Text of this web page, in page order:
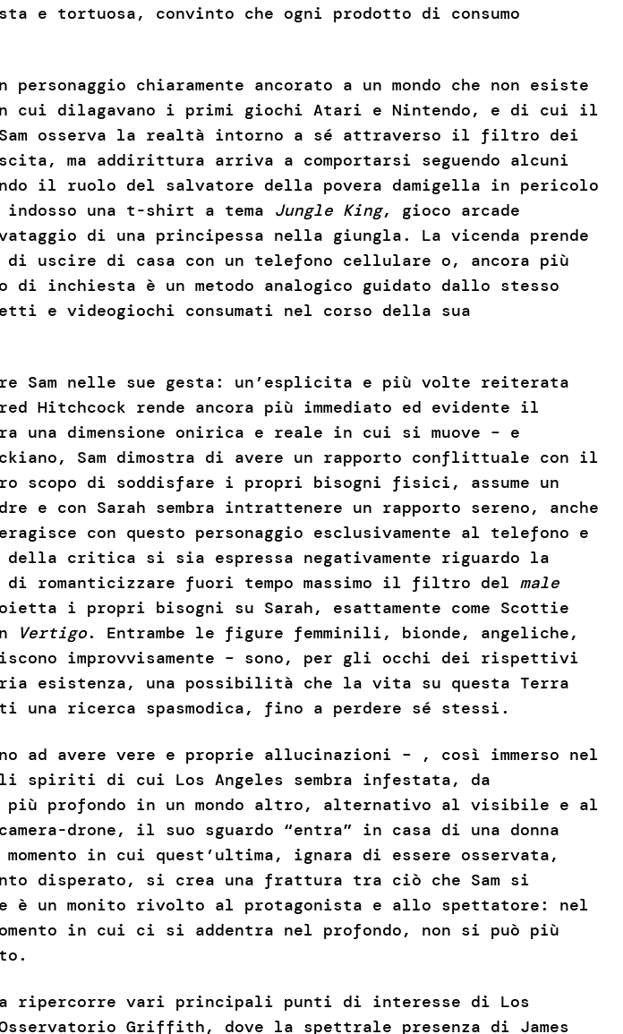
e tortuosa, convinto che ogni prodotto di consumo
chiaramente ancorato a un mondo che non esiste
cui dilagavano i primi giochi Atari e Nintendo, e di cui il
Sam osserva la realtà intorno a sé attraverso il filtro dei
ma addirittura arriva a comportarsi seguendo alcuni
il ruolo del salvatore della povera damigella in pericolo
una t-shirt a tema Jungle King, gioco arcade
di una principessa nella giungla. La vicenda prende
di uscire di casa con un telefono cellulare o, ancora più
inchiesta è un metodo analogico guidato dallo stesso
e videogiochi consumati nel corso della sua
Sam nelle sue gesta: un’esplicita e più volte reiterata
Hitchcock rende ancora più immediato ed evidente il
dimensione onirica e reale in cui si muove – e
Sam dimostra di avere un rapporto conflittuale con il
scopo di soddisfare i propri bisogni fisici, assume un
e con Sarah sembra intrattenere un rapporto sereno, anche
con questo personaggio esclusivamente al telefono e
critica si sia espressa negativamente riguardo la
di romanticizzare fuori tempo massimo il filtro del male
i propri bisogni su Sarah, esattamente come Scottie
Vertigo. Entrambe le figure femminili, bionde, angeliche,
improvvisamente – sono, per gli occhi dei rispettivi
esistenza, una possibilità che la vita su questa Terra
una ricerca spasmodica, fino a perdere sé stessi.
ad avere vere e proprie allucinazioni – , così immerso nel
spiriti di cui Los Angeles sembra infestata, da
profondo in un mondo altro, alternativo al visibile e al
drone, il suo sguardo “entra” in casa di una donna
in cui quest’ultima, ignara di essere osservata,
disperato, si crea una frattura tra ciò che Sam si
è un monito rivolto al protagonista e allo spettatore: nel
in cui ci si addentra nel profondo, non si può più
ripercorre vari principali punti di interesse di Los
Griffith, dove la spettrale presenza di James